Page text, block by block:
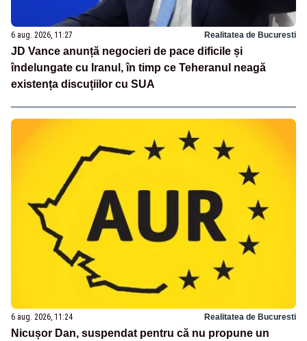
6 aug. 2026, 11:27 Realitatea de Bucuresti
JD Vance anunță negocieri de pace dificile și
îndelungate cu Iranul, în timp ce Teheranul neagă
existența discuțiilor cu SUA
6 aug. 2026, 11:24 Realitatea de Bucuresti
Nicușor Dan, suspendat pentru că nu propune un